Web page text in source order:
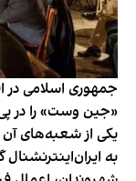
جمهوری اسلامی در
«جین وست» را در
یکی از شعبه‌های آن
به